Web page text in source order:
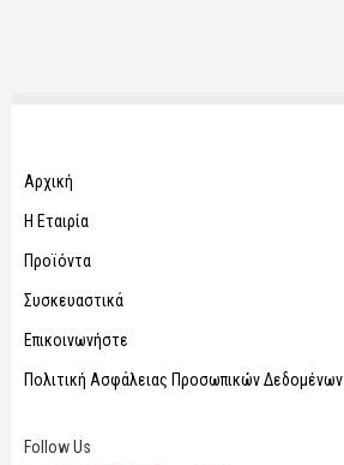
Αρχική
Η Εταιρία
Προϊόντα
Συσκευαστικά
Επικοινωνήστε
Πολιτική Ασφάλειας Προσωπικών Δεδομένων
Follow Us